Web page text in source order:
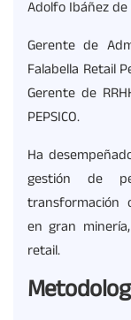
Adolfo Ibáñez de
Gerente de
Falabella Retail
Gerente de
PEPSICO.
Ha
gestión de
transformación
en gran
retail.